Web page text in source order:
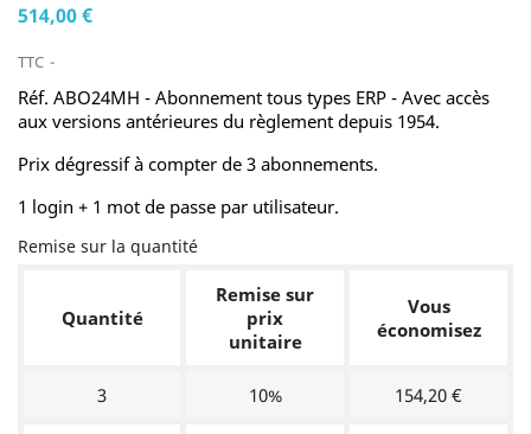
514,00 €
TTC
Réf. ABO24MH - Abonnement tous types ERP - Avec accès
aux versions antérieures du règlement depuis 1954.
Prix dégressif à compter de 3 abonnements.
1 login + 1 mot de passe par utilisateur.
Remise sur la quantité
Quantité
Remise sur
prix
unitaire
Vous
économisez
3 10% 154,20 €